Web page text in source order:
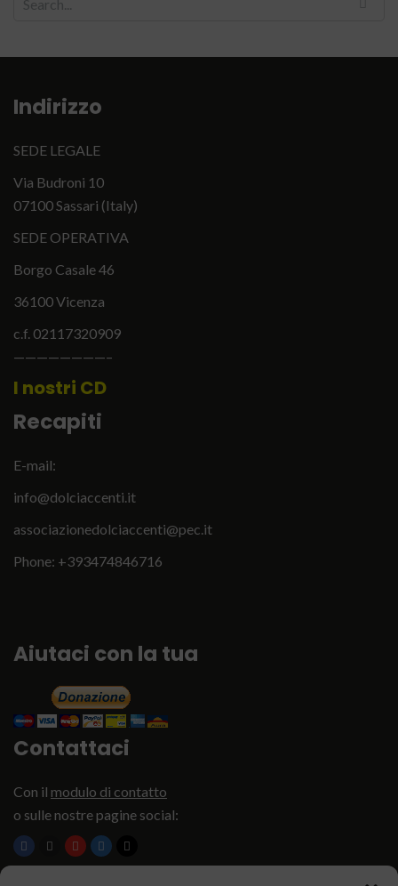
Indirizzo
SEDE LEGALE
Via Budroni 10
07100 Sassari (Italy)
SEDE OPERATIVA
Borgo Casale 46
36100 Vicenza
c.f. 02117320909
————————–
I nostri CD
Recapiti
E-mail:
info@dolciaccenti.it
associazionedolciaccenti@pec.it
Phone: +393474846716
Aiutaci con la tua
Contattaci
Con il modulo di contatto
o sulle nostre pagine social:
English
Italiano